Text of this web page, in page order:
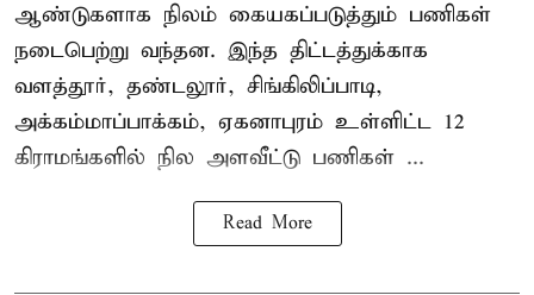
ஆண்டுகளாக நிலம் கையகப்படுத்தும் பணிகள்
நடைபெற்று வந்தன. இந்த திட்டத்துக்காக
வளத்தூர், தண்டலூர், சிங்கிலிப்பாடி,
அக்கம்மாப்பாக்கம், ஏகனாபுரம் உள்ளிட்ட 12
கிராமங்களில் நில அளவீட்டு பணிகள் ...
Read More